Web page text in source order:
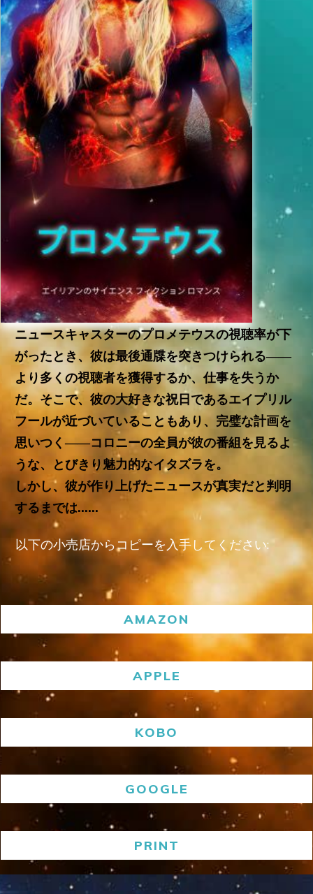
ニュースキャスターのプロメテウスの視聴率が下
がったとき、彼は最後通牒を突きつけられる――
より多くの視聴者を獲得するか、仕事を失うか
だ。そこで、彼の大好きな祝日であるエイプリル
フールが近づいていることもあり、完璧な計画を
思いつく――コロニーの全員が彼の番組を見るよ
うな、とびきり魅力的なイタズラを。
しかし、彼が作り上げたニュースが真実だと判明
するまでは……
以下の小売店からコピーを入手してください:
AMAZON
APPLE
KOBO
GOOGLE
PRINT